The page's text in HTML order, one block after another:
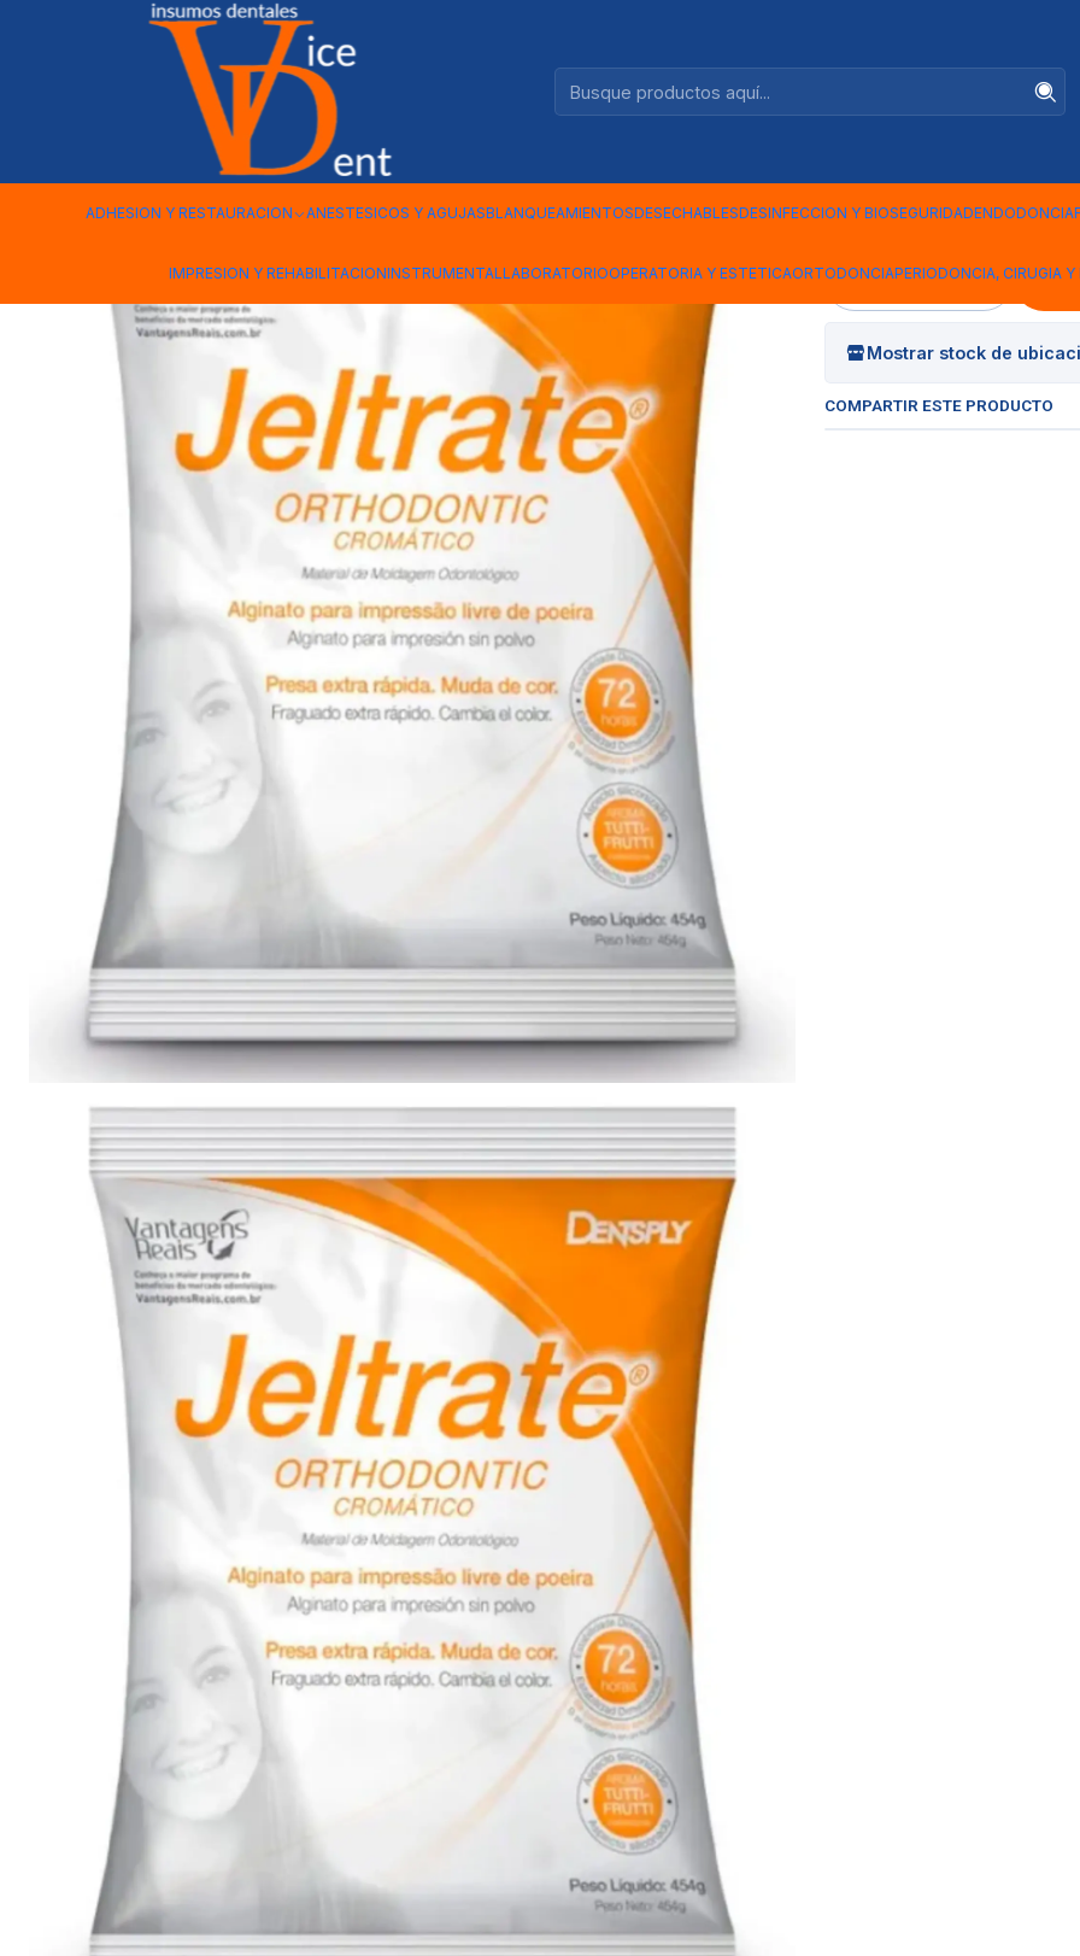
ADHESION Y RESTAURACION ANESTESICOS Y AGUJASBLANQUEAMIENTOSDESECHABLESDESINFECCION Y BIOSEGURIDADENDODONCIA
IMPRESION Y REHABILITACIONINSTRUMENTALLABORATORIOOPERATORIA Y ESTETICAORTODONCIAPERIODONCIA, CIRUGIA Y
IMPRESION Y REHABILITACION ALGINATO JELTRATE ORTHODONTIC
Mostrar stock de
COMPARTIR ESTE PRODUCTO